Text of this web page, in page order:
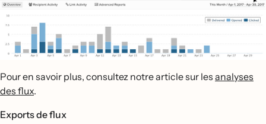
Pour en savoir plus, consultez notre article sur les analyses
des flux.
Exports de flux